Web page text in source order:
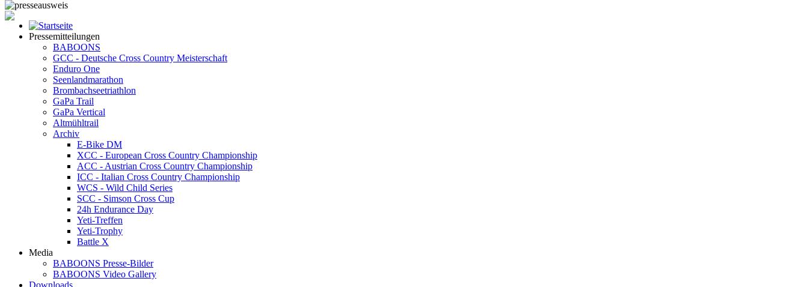
Pressemitteilungen
BABOONS
GCC - Deutsche Cross Country Meisterschaft
Enduro One
Seenlandmarathon
Brombachseetriathlon
GaPa Trail
GaPa Vertical
Altmühltrail
Archiv
E-Bike DM
XCC - European Cross Country Championship
ACC - Austrian Cross Country Championship
ICC - Italian Cross Country Championship
WCS - Wild Child Series
SCC - Simson Cross Cup
24h Endurance Day
Yeti-Treffen
Yeti-Trophy
Battle X
Media
BABOONS Presse-Bilder
BABOONS Video Gallery
Downloads